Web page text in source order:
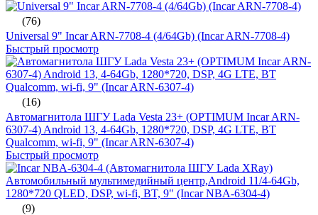
(76)
Universal 9" Incar ARN-7708-4 (4/64Gb) (Incar ARN-7708-4)
Быстрый просмотр
(16)
Автомагнитола ШГУ Lada Vesta 23+ (OPTIMUM Incar ARN-
6307-4) Android 13, 4-64Gb, 1280*720, DSP, 4G LTE, BT
Qualcomm, wi-fi, 9" (Incar ARN-6307-4)
Быстрый просмотр
(9)